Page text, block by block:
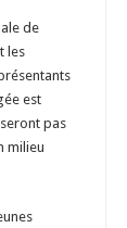
de
les
est
pas
milieu